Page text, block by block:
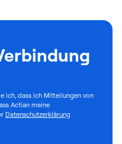
ich, dass ich Mitteilungen von
Actian meine
Datenschutzerklärung